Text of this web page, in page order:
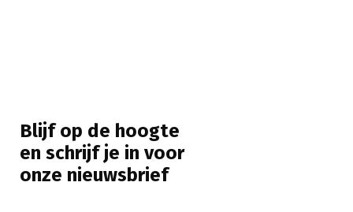
Blijf op de hoogte
en schrijf je in voor
onze nieuwsbrief